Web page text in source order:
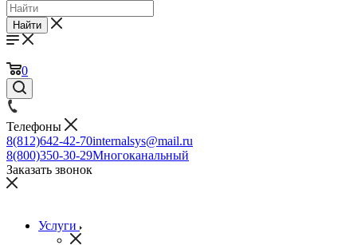
Найти
0
Телефоны
8(812)642-42-70internalsys@mail.ru
8(800)350-30-29Многоканальный
Заказать звонок
Услуги